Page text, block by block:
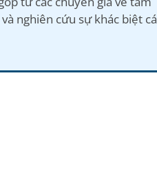
nghiên cứu sự khác biệt cá